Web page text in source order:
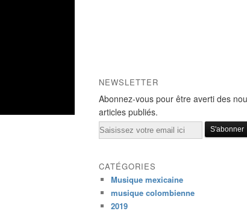
NEWSLETTER
Abonnez-vous pour être averti des
articles publiés.
Email
CATÉGORIES
Musique mexicaine
musique colombienne
2019